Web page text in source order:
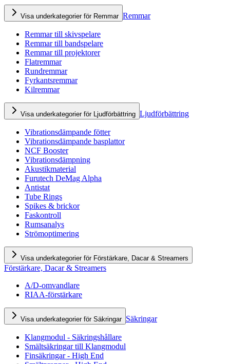
Visa underkategorier för Remmar Remmar
Remmar till skivspelare
Remmar till bandspelare
Remmar till projektorer
Flatremmar
Rundremmar
Fyrkantsremmar
Kilremmar
Visa underkategorier för Ljudförbättring Ljudförbättring
Vibrationsdämpande fötter
Vibrationsdämpande basplattor
NCF Booster
Vibrationsdämpning
Akustikmaterial
Furutech DeMag Alpha
Antistat
Tube Rings
Spikes & brickor
Faskontroll
Rumsanalys
Strömoptimering
Visa underkategorier för Förstärkare, Dacar & Streamers
Förstärkare, Dacar & Streamers
A/D-omvandlare
RIAA-förstärkare
Visa underkategorier för Säkringar Säkringar
Klangmodul - Säkringshållare
Smältsäkringar till Klangmodul
Finsäkringar - High End